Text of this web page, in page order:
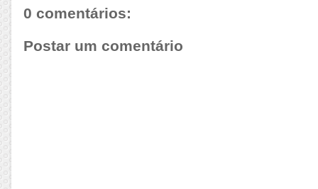
0 comentários:
Postar um comentário